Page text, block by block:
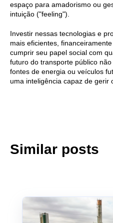
espaço para amadorismo ou
intuição ("feeling").
Investir nessas tecnologias e
mais eficientes,
cumprir seu papel social com
futuro do transporte público
fontes de energia ou veículos
uma inteligência capaz de gerir
Similar posts